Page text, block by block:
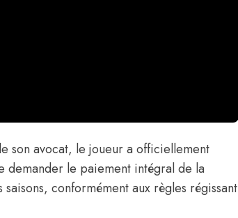
son avocat, le joueur a officiellement
demander le paiement intégral de la
conformément aux règles régissant